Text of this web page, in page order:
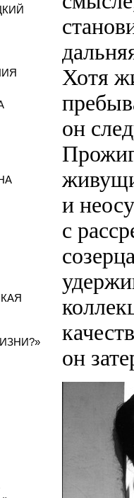
Хотя
он
и
с
он